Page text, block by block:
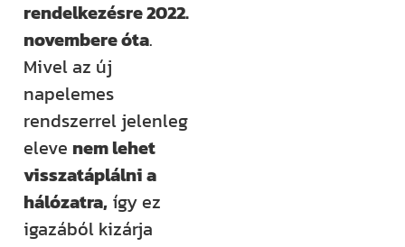
rendelkezésre 2022.
novembere óta.
Mivel az új
napelemes
rendszerrel jelenleg
eleve nem lehet
visszatáplálni a
hálózatra, így ez
igazából kizárja